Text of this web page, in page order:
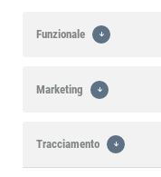
Informazioni sul prodotto
Funzionale
Marketing
Tracciamento